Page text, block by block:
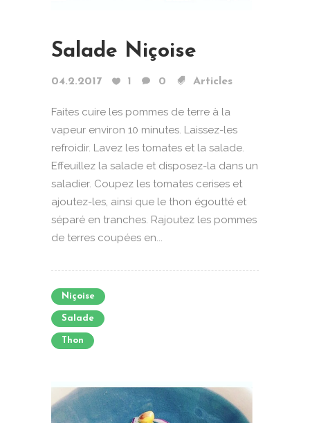
Salade Niçoise
04.2.2017 1 0 Articles
Faites cuire les pommes de terre à la
vapeur environ 10 minutes. Laissez-les
refroidir. Lavez les tomates et la salade.
Effeuillez la salade et disposez-la dans un
saladier. Coupez les tomates cerises et
ajoutez-les, ainsi que le thon égoutté et
séparé en tranches. Rajoutez les pommes
de terres coupées en...
Niçoise
Salade
Thon